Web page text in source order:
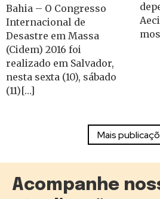
Bahia – O Congresso
Internacional de
Desastre em Massa
(Cidem) 2016 foi
realizado em Salvador,
nesta sexta (10), sábado
(11)[…]
Acompanhe